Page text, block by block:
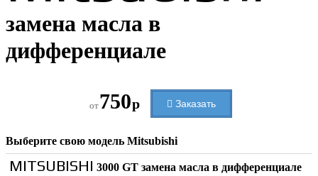
замена масла в
дифференциале
от750р Заказать
Выберите свою модель Mitsubishi
MITSUBISHI 3000 GT замена масла в дифференциале